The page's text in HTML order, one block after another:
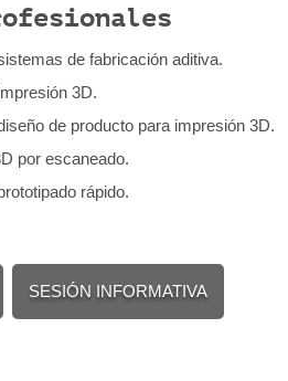
de fabricación aditiva.
3D.
de producto para impresión 3D.
por escaneado.
rápido.
SESIÓN INFORMATIVA